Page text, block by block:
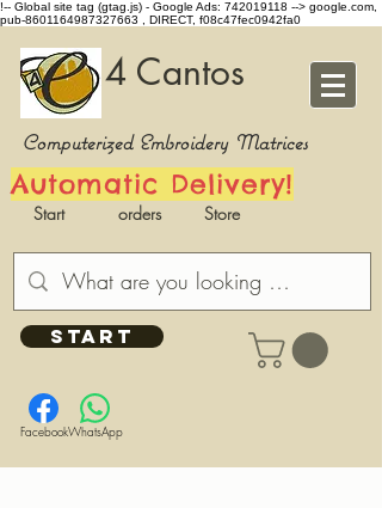
!-- Global site tag (gtag.js) - Google Ads: 742019118 --> google.com,
pub-8601164987327663 , DIRECT, f08c47fec0942fa0
4 Cantos
Computerized Embroidery Matrices
Automatic Delivery!
Start orders Store
START
FacebookWhatsApp